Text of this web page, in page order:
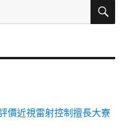
搜
價近視雷射控制擅長大寮